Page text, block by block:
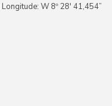
W 8º 28′ 41,454”